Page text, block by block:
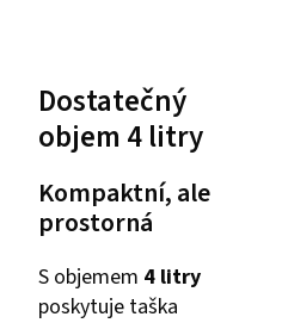
Dostatečný
objem 4 litry
Kompaktní, ale
prostorná
S objemem 4 litry
poskytuje taška